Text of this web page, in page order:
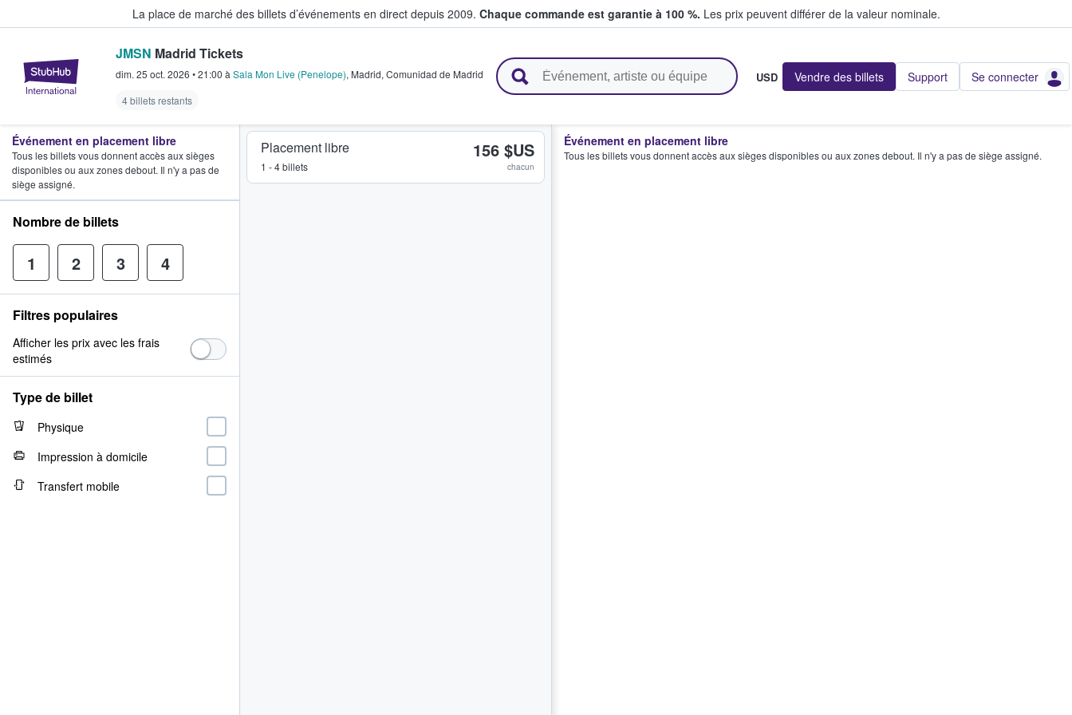
La place de marché des billets d’événements en direct depuis 2009. Chaque commande est garantie à 100 %. Les prix peuvent différer de la valeur nominale.
StubHub - Où les fans achètent et vendent des billets
JMSN Madrid Tickets
dim. 25 oct. 2026 •21:00 à Sala Mon Live (Penelope), Madrid, Comunidad de Madrid
4 billets restants
USD Vendre des billets Support Se connecter
Placement libre
1 - 4 billets
156 $US
chacun
Événement en placement libre
Tous les billets vous donnent accès aux sièges disponibles ou aux zones debout. Il n'y a pas de siège assigné.
Événement en placement libre
Tous les billets vous donnent accès aux sièges
disponibles ou aux zones debout. Il n'y a pas de
siège assigné.
Nombre de billets
1 2 3 4
Filtres populaires
Afficher les prix avec les frais
estimés
Type de billet
Physique
Impression à domicile
Transfert mobile